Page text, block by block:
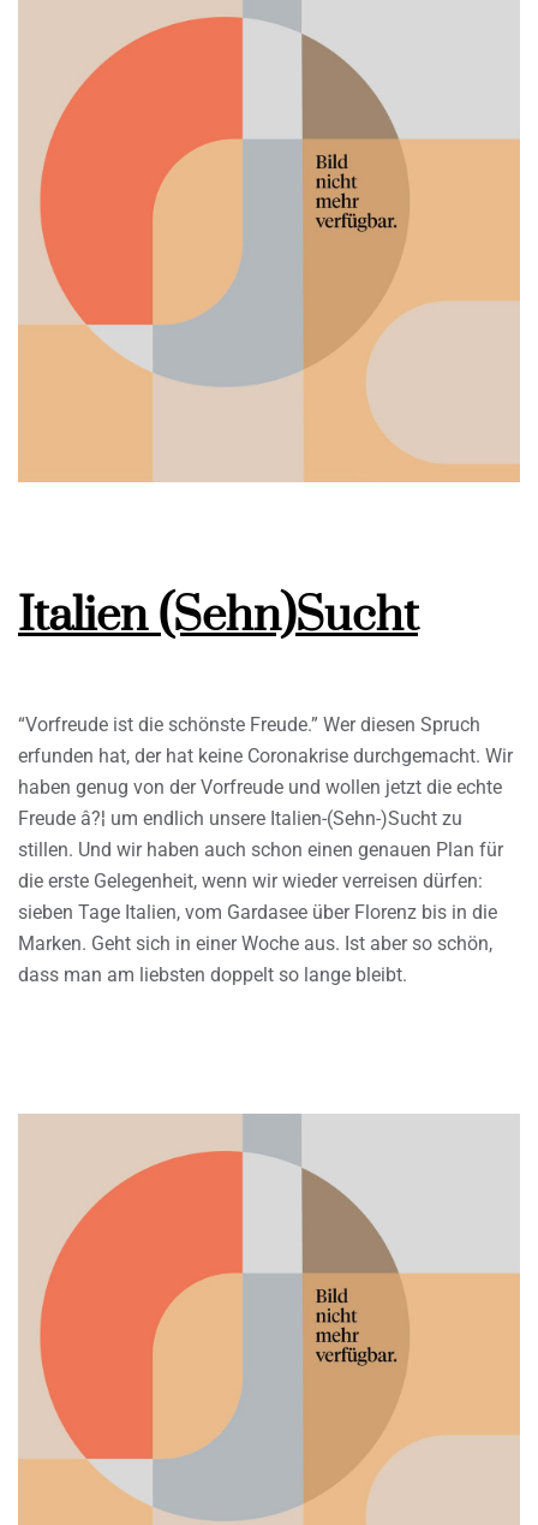
Italien (Sehn)Sucht
“Vorfreude ist die schönste Freude.” Wer diesen Spruch
erfunden hat, der hat keine Coronakrise durchgemacht. Wir
haben genug von der Vorfreude und wollen jetzt die echte
Freude â?¦ um endlich unsere Italien-(Sehn-)Sucht zu
stillen. Und wir haben auch schon einen genauen Plan für
die erste Gelegenheit, wenn wir wieder verreisen dürfen:
sieben Tage Italien, vom Gardasee über Florenz bis in die
Marken. Geht sich in einer Woche aus. Ist aber so schön,
dass man am liebsten doppelt so lange bleibt.